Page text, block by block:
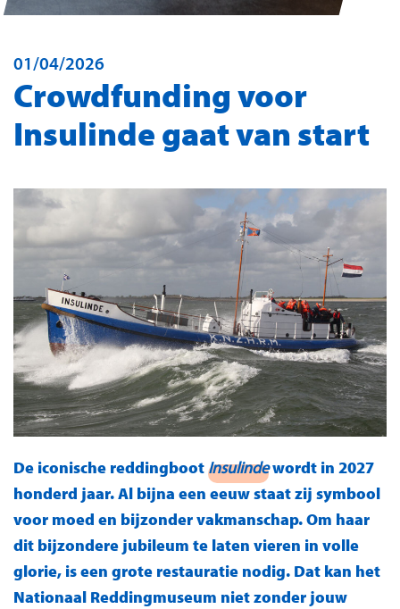
01/04/2026
Crowdfunding voor
Insulinde gaat van start
De iconische reddingbootInsulindewordt in 2027
honderd jaar. Al bijna een eeuw staat zij symbool
voor moed en bijzonder vakmanschap. Om haar
dit bijzondere jubileum te laten vieren in volle
glorie, is een grote restauratie nodig. Dat kan het
Nationaal Reddingmuseum niet zonder jouw